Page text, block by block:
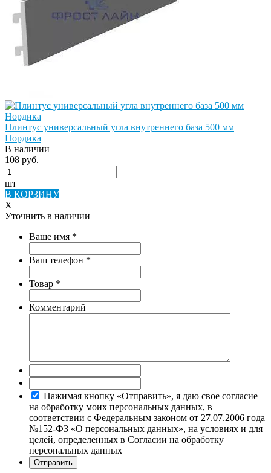
Плинтус универсальный угла внутреннего база 500 мм
Нордика
В наличии
108 руб.
шт
В КОРЗИНУ
X
Уточнить в наличии
Ваше имя *
Ваш телефон *
Товар *
Комментарий
Нажимая кнопку «Отправить», я даю свое согласие
на обработку моих персональных данных, в
соответствии с Федеральным законом от 27.07.2006 года
№152-ФЗ «О персональных данных», на условиях и для
целей, определенных в Согласии на обработку
персональных данных